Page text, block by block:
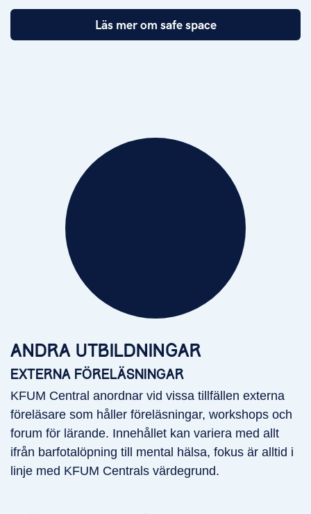
Läs mer om safe space
ANDRA UTBILDNINGAR
EXTERNA FÖRELÄSNINGAR
KFUM Central anordnar vid vissa tillfällen externa
föreläsare som håller föreläsningar, workshops och
forum för lärande. Innehållet kan variera med allt
ifrån barfotalöpning till mental hälsa, fokus är alltid i
linje med KFUM Centrals värdegrund.